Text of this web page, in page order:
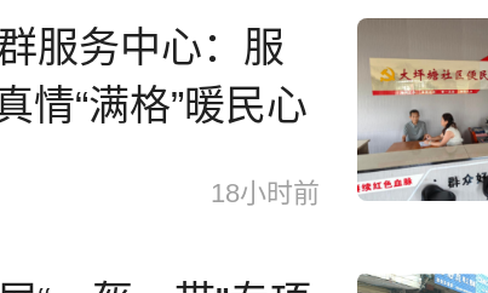
服务中心：服
情“满格”暖民心
18小时前